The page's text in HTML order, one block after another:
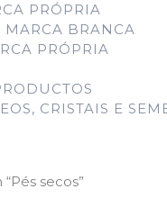
PRÓPRIA
MARCA BRANCA
PRÓPRIA
CRISTAIS E
secos”